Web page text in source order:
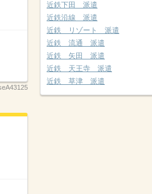
近鉄下田 派遣
近鉄沿線 派遣
近鉄 リゾート 派遣
近鉄 流通 派遣
近鉄 矢田 派遣
近鉄 天王寺 派遣
近鉄 草津 派遣